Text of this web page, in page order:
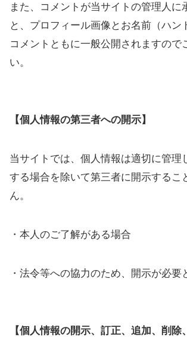
また、コメントが当サイトの管理人に
と、プロフィール画像とお名前（ハン
コメントともに一般公開されますので
い。
【個人情報の第三者への開示】
当サイトでは、個人情報は適切に管理
する場合を除いて第三者に開示するこ
ん。
・本人のご了解がある場合
・法令等への協力のため、開示が必要
【個人情報の開示、訂正、追加、削除